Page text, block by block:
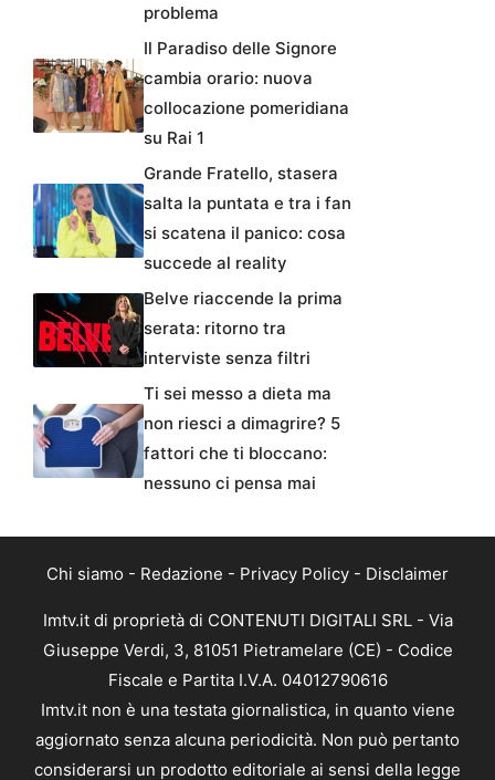
problema
Il Paradiso delle Signore
cambia orario: nuova
collocazione pomeridiana
su Rai 1
Grande Fratello, stasera
salta la puntata e tra i fan
si scatena il panico: cosa
succede al reality
Belve riaccende la prima
serata: ritorno tra
interviste senza filtri
Ti sei messo a dieta ma
non riesci a dimagrire? 5
fattori che ti bloccano:
nessuno ci pensa mai
Chi siamo - Redazione - Privacy Policy - Disclaimer
Imtv.it di proprietà di CONTENUTI DIGITALI SRL - Via
Giuseppe Verdi, 3, 81051 Pietramelare (CE) - Codice
Fiscale e Partita I.V.A. 04012790616
Imtv.it non è una testata giornalistica, in quanto viene
aggiornato senza alcuna periodicità. Non può pertanto
considerarsi un prodotto editoriale ai sensi della legge